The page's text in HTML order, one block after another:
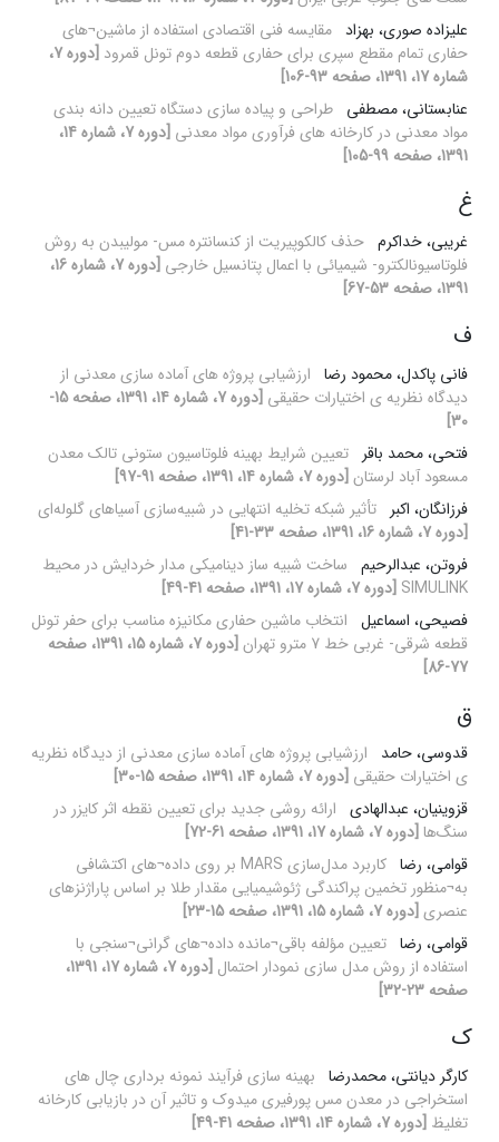
علیزاده صوری، بهزاد مقایسه فنی اقتصادی استفاده از ماشین¬های
حفاری تمام مقطع سپری برای حفاری قطعه دوم تونل قمرود
[دوره 7،
شماره 17، 1391، صفحه 93-106]
عنابستانی، مصطفی طراحی و پیاده سازی دستگاه تعیین دانه بندی
مواد معدنی در کارخانه های فرآوری مواد معدنی
[دوره 7، شماره 14،
1391، صفحه 99-105]
غ
غریبی، خداکرم حذف کالکوپیریت از کنسانتره مس- مولیبدن به روش
فلوتاسیونالکترو- شیمیائی با اعمال پتانسیل خارجی
[دوره 7، شماره 16،
1391، صفحه 53-67]
ف
فانی پاکدل، محمود رضا ارزشیابی پروژه های آماده سازی معدنی از
دیدگاه نظریه ی اختیارات حقیقی
[دوره 7، شماره 14، 1391، صفحه 15-
30]
فتحی، محمد باقر تعیین شرایط بهینه فلوتاسیون ستونی تالک معدن
مسعود آباد لرستان [دوره 7، شماره 14، 1391، صفحه 91-97]
فرزانگان، اکبر تأثیر شبکه تخلیه انتهایی در شبیه‌سازی آسیاهای گلوله‌ای
[دوره 7، شماره 16، 1391، صفحه 33-41]
فروتن، عبدالرحیم ساخت شبیه ساز دینامیکی مدار خردایش در محیط
SIMULINK [دوره 7، شماره 17، 1391، صفحه 41-49]
فصیحی، اسماعیل انتخاب ماشین حفاری مکانیزه مناسب برای حفر تونل
قطعه شرقی- غربی خط 7 مترو تهران
[دوره 7، شماره 15، 1391، صفحه
77-86]
ق
قدوسی، حامد
ارزشیابی پروژه های آماده سازی معدنی از دیدگاه نظریه
ی اختیارات حقیقی [دوره 7، شماره 14، 1391، صفحه 15-30]
قزوینیان، عبدالهادی ارائه روشی جدید برای تعیین نقطه اثر کایزر در
سنگ‌ها [دوره 7، شماره 17، 1391، صفحه 61-72]
قوامی، رضا
کاربرد مدل‌سازی MARS بر روی داده¬های اکتشافی
به¬منظور تخمین پراکندگی ژئوشیمیایی مقدار طلا بر اساس پاراژنزهای
عنصری [دوره 7، شماره 15، 1391، صفحه 15-23]
قوامی، رضا تعیین مؤلفه باقی¬مانده داده¬های گرانی¬سنجی با
استفاده از روش مدل سازی نمودار احتمال
[دوره 7، شماره 17، 1391،
صفحه 23-32]
ک
کارگر دیانتی، محمدرضا بهینه سازی فرآیند نمونه برداری چال های
استخراجی در معدن مس پورفیری میدوک و تاثیر آن در بازیابی کارخانه
تغلیظ [دوره 7، شماره 14، 1391، صفحه 41-49]